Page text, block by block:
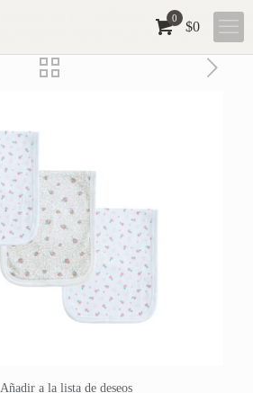
0
$0
Añadir a la lista de deseos